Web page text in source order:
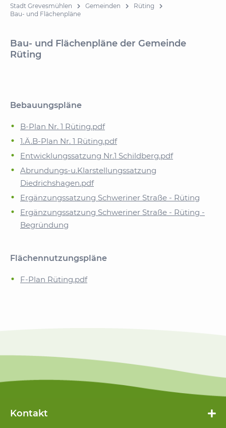
Stadt Grevesmühlen Gemeinden
Rüting
Bau- und Flächenpläne
Bau- und Flächenpläne der Gemeinde
Rüting
Bebauungspläne
B-Plan Nr. 1 Rüting.pdf
1.Ä.B-Plan Nr. 1 Rüting.pdf
Entwicklungssatzung Nr.1 Schildberg.pdf
Abrundungs-u.Klarstellungssatzung
Diedrichshagen.pdf
Ergänzungssatzung Schweriner Straße - Rüting
Ergänzungssatzung Schweriner Straße - Rüting -
Begründung
Flächennutzungspläne
F-Plan Rüting.pdf
Kontakt